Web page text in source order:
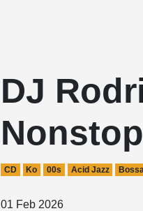
DJ
CD Ko 00s Acid Jazz
01 Feb 2026